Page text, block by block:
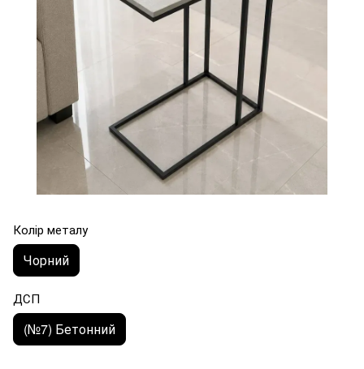
Колір металу
Чорний
ДСП
(№7) Бетонний